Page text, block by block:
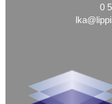
0